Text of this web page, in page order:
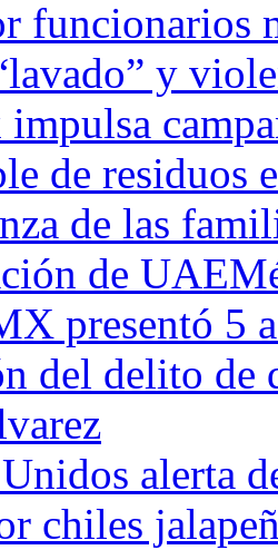
funcionarios
y
de residuos
de las
de
presentó 5
del delito de
alerta
chiles